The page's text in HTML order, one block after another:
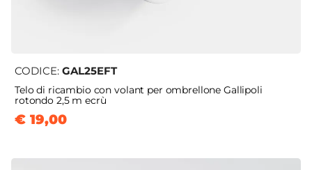
CODICE: GAL25EFT
Telo di ricambio con volant per ombrellone Gallipoli
rotondo 2,5 m ecrù
€ 19,00